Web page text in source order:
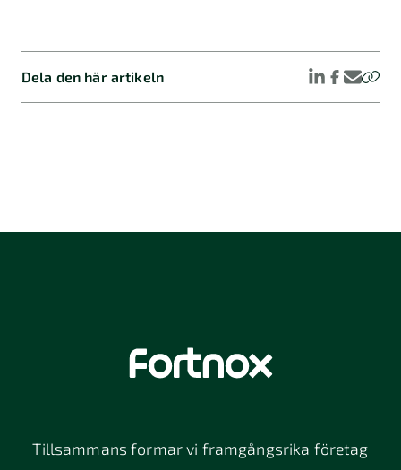
Dela den här artikeln
Tillsammans formar vi framgångsrika företag